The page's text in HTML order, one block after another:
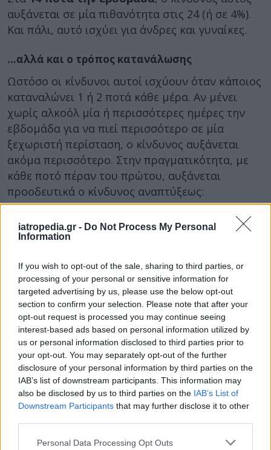
iatropedia.gr - Do Not Process My Personal
Information
If you wish to opt-out of the sale, sharing to third parties, or
processing of your personal or sensitive information for
targeted advertising by us, please use the below opt-out
section to confirm your selection. Please note that after your
opt-out request is processed you may continue seeing
interest-based ads based on personal information utilized by
us or personal information disclosed to third parties prior to
your opt-out. You may separately opt-out of the further
disclosure of your personal information by third parties on the
IAB’s list of downstream participants. This information may
also be disclosed by us to third parties on the IAB’s List of
Downstream Participants that may further disclose it to other
Personal Data Processing Opt Outs
αυξάνεται σε μία πιθανότητα στις 24 (ή σε 4%).
Και πάλι, αυτό ισχύει για άνδρες και γυναίκες.
…αλλά και ο τρόπος κατανάλωσης
Ωστόσο οι κίνδυνοι αυτοί ισχύουν όταν κάποιος
καταναλώνει 1 ή 2 ποτά κάθε μέρα. Αν μένει
χωρίς αλκοόλ μία ή περισσότερες ημέρες την
εβδομάδα για να πιεί περισσότερο σε μία
ξεχωριστή περίσταση, ο κίνδυνος αυξάνεται
ακόμα περισσότερο. Στην πραγματικότητα, με
κάθε ποτό πέραν του πρώτου, αυξάνεται
προοδευτικά ο κίνδυνος αναπτύξεως:
Καρδιαγγειακής νόσου
Εάν, δε, γίνειεπεισοδιακή υπερκατανάλωση
αλκοόλσε μία περίσταση, τότε αυξάνεται
σημαντικά ο κίνδυνο:
Εμφράγματος
Καρδιοπάθειας
Εγκεφαλικού
Τραυματισμού
«Επεισοδιακή υπερκατανάλωση» θεωρούνται τα
πέντε ή περισσότερα ποτά σε μία περίσταση
στους άνδρες. Αντίστοιχα, για τις γυναίκες
θεωρούνται τα τέσσερα ή περισσότερα ποτά